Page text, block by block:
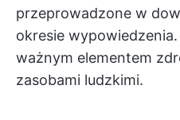
przeprowadzone w
okresie
ważnym elementem
zasobami ludzkimi.